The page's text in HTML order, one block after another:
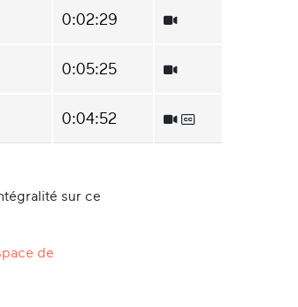
0:02:29
0:05:25
0:04:52
sur ce
de